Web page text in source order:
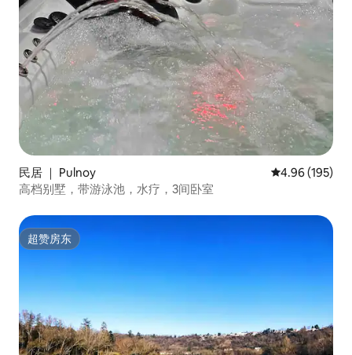
民居 ｜ Pulnoy 平均评分 4.96
4.96 (195)
高档别墅，带游泳池，水疗，3间卧室
超赞房东
超赞房东